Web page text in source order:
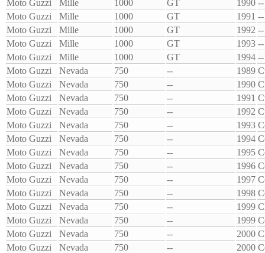
Moto Guzzi
Mille 1000 GT 1990 --
Moto Guzzi
Mille 1000 GT 1991 --
Moto Guzzi
Mille 1000 GT 1992 --
Moto Guzzi
Mille 1000 GT 1993 --
Moto Guzzi
Mille 1000 GT 1994 --
Moto Guzzi
Nevada 750 -- 1989
Moto Guzzi
Nevada 750 -- 1990
Moto Guzzi
Nevada 750 -- 1991
Moto Guzzi
Nevada 750 -- 1992
Moto Guzzi
Nevada 750 -- 1993
Moto Guzzi
Nevada 750 -- 1994
Moto Guzzi
Nevada 750 -- 1995
Moto Guzzi
Nevada 750 -- 1996
Moto Guzzi
Nevada 750 -- 1997
Moto Guzzi
Nevada 750 -- 1998
Moto Guzzi
Nevada 750 -- 1999
Moto Guzzi
Nevada 750 -- 1999
Moto Guzzi
Nevada 750 -- 2000
Moto Guzzi
Nevada 750 -- 2000